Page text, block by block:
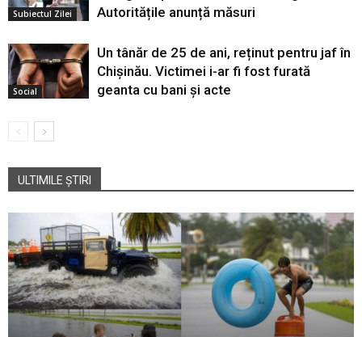
Subiectul Zilei
Autoritățile anunță măsuri
Social
Un tânăr de 25 de ani, reținut pentru jaf în
Chișinău. Victimei i-ar fi fost furată
geanta cu bani și acte
ULTIMILE ȘTIRI